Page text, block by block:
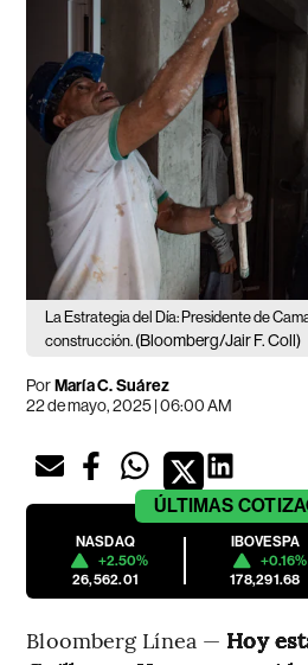
La Estrategia del Día: Presidente de
construcción. (Bloomberg/Jair F. Coll)
PorMaría C. Suárez
22 de mayo, 2025 | 06:00 AM
ÚLTIMAS
NASDAQ
+2.50%
26,562.01
IBOVESPA
+0.16%
178,291.68
Bloomberg Línea — Hoy